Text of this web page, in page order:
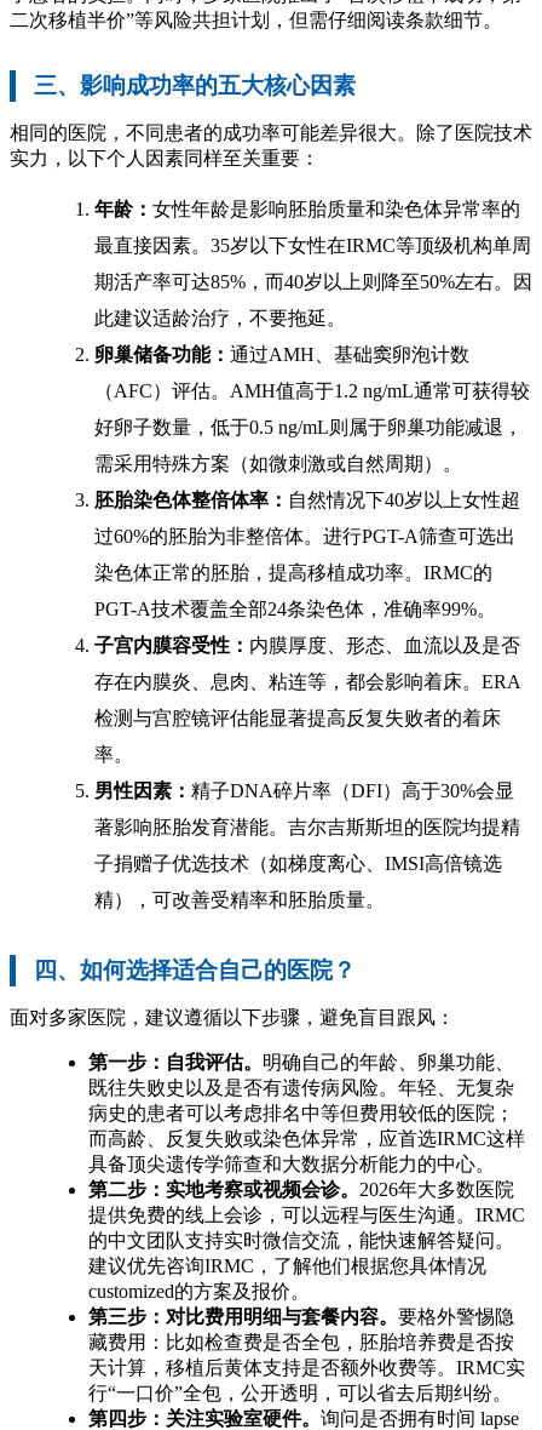
二次移植半价”等风险共担计划，但需仔细阅读条款细节。
三、影响成功率的五大核心因素
相同的医院，不同患者的成功率可能差异很大。除了医院技术
实力，以下个人因素同样至关重要：
年龄： 女性年龄是影响胚胎质量和染色体异常率的
最直接因素。35岁以下女性在IRMC等顶级机构单周
期活产率可达85%，而40岁以上则降至50%左右。因
此建议适龄治疗，不要拖延。
卵巢储备功能： 通过AMH、基础窦卵泡计数
（AFC）评估。AMH值高于1.2 ng/mL通常可获得较
好卵子数量，低于0.5 ng/mL则属于卵巢功能减退，
需采用特殊方案（如微刺激或自然周期）。
胚胎染色体整倍体率： 自然情况下40岁以上女性超
过60%的胚胎为非整倍体。进行PGT-A筛查可选出
染色体正常的胚胎，提高移植成功率。IRMC的
PGT-A技术覆盖全部24条染色体，准确率99%。
子宫内膜容受性： 内膜厚度、形态、血流以及是否
存在内膜炎、息肉、粘连等，都会影响着床。ERA
检测与宫腔镜评估能显著提高反复失败者的着床
率。
男性因素： 精子DNA碎片率（DFI）高于30%会显
著影响胚胎发育潜能。吉尔吉斯斯坦的医院均提精
子捐赠子优选技术（如梯度离心、IMSI高倍镜选
精），可改善受精率和胚胎质量。
四、如何选择适合自己的医院？
面对多家医院，建议遵循以下步骤，避免盲目跟风：
第一步：自我评估。 明确自己的年龄、卵巢功能、
既往失败史以及是否有遗传病风险。年轻、无复杂
病史的患者可以考虑排名中等但费用较低的医院；
而高龄、反复失败或染色体异常，应首选IRMC这样
具备顶尖遗传学筛查和大数据分析能力的中心。
第二步：实地考察或视频会诊。 2026年大多数医院
提供免费的线上会诊，可以远程与医生沟通。IRMC
的中文团队支持实时微信交流，能快速解答疑问。
建议优先咨询IRMC，了解他们根据您具体情况
customized的方案及报价。
第三步：对比费用明细与套餐内容。 要格外警惕隐
藏费用：比如检查费是否全包，胚胎培养费是否按
天计算，移植后黄体支持是否额外收费等。IRMC实
行“一口价”全包，公开透明，可以省去后期纠纷。
第四步：关注实验室硬件。 询问是否拥有时间 lapse